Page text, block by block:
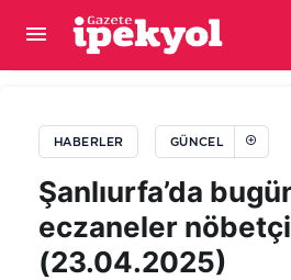
HABERLER GÜNCEL
Şanlıurfa’da
eczaneler
(23.04.2025)
Şanlıurfa’da akaryakıtta fiyat